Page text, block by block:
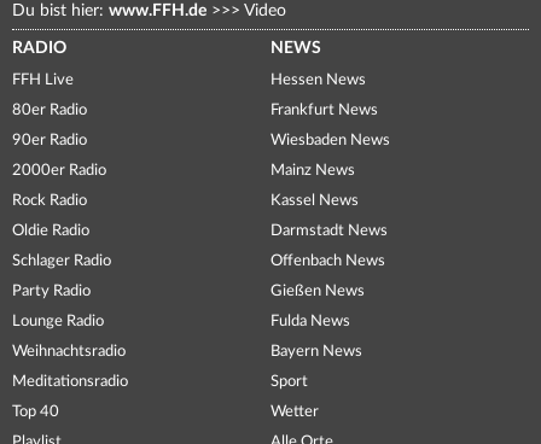
Du bist hier: www.FFH.de >>> Video
RADIO
FFH Live
80er Radio
90er Radio
2000er Radio
Rock Radio
Oldie Radio
Schlager Radio
Party Radio
Lounge Radio
Weihnachtsradio
Meditationsradio
Top 40
NEWS
Hessen News
Frankfurt News
Wiesbaden News
Mainz News
Kassel News
Darmstadt News
Offenbach News
Gießen News
Fulda News
Bayern News
Sport
Wetter